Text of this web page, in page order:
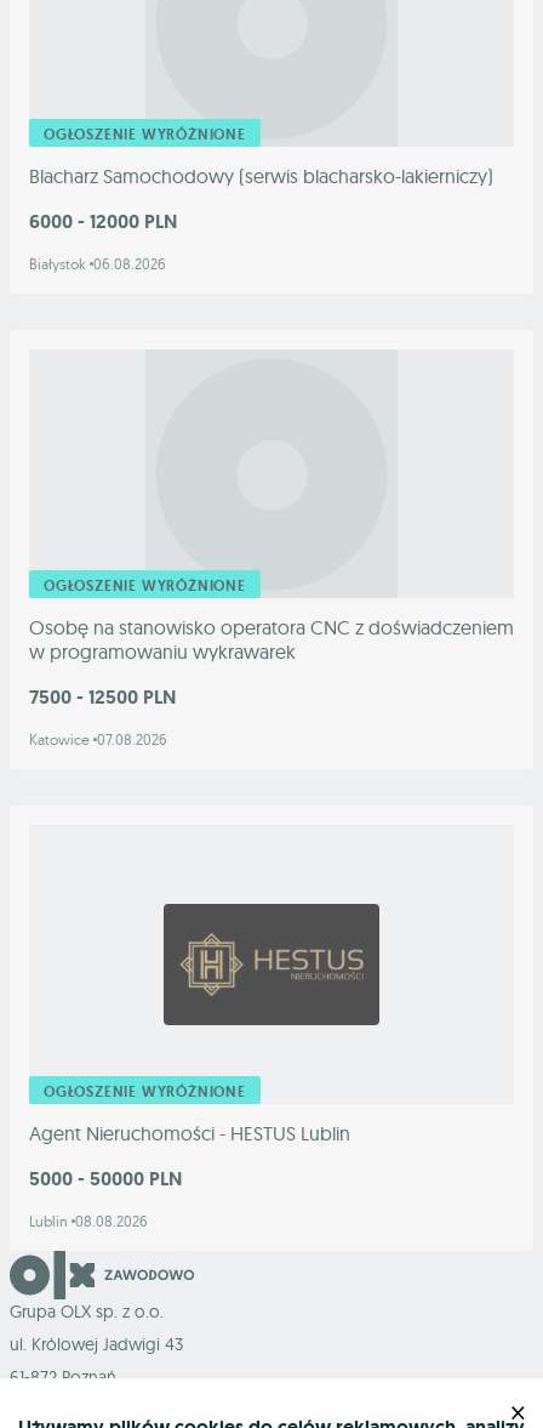
OGŁOSZENIE WYRÓŻNIONE
Blacharz Samochodowy (serwis blacharsko-lakierniczy)
6000 - 12000 PLN
Białystok 06.08.2026
OGŁOSZENIE WYRÓŻNIONE
Osobę na stanowisko operatora CNC z doświadczeniem
w programowaniu wykrawarek
7500 - 12500 PLN
Katowice 07.08.2026
OGŁOSZENIE WYRÓŻNIONE
Agent Nieruchomości - HESTUS Lublin
5000 - 50000 PLN
Lublin 08.08.2026
Grupa OLX sp. z o.o.
ul. Królowej Jadwigi 43
61-872 Poznań
×